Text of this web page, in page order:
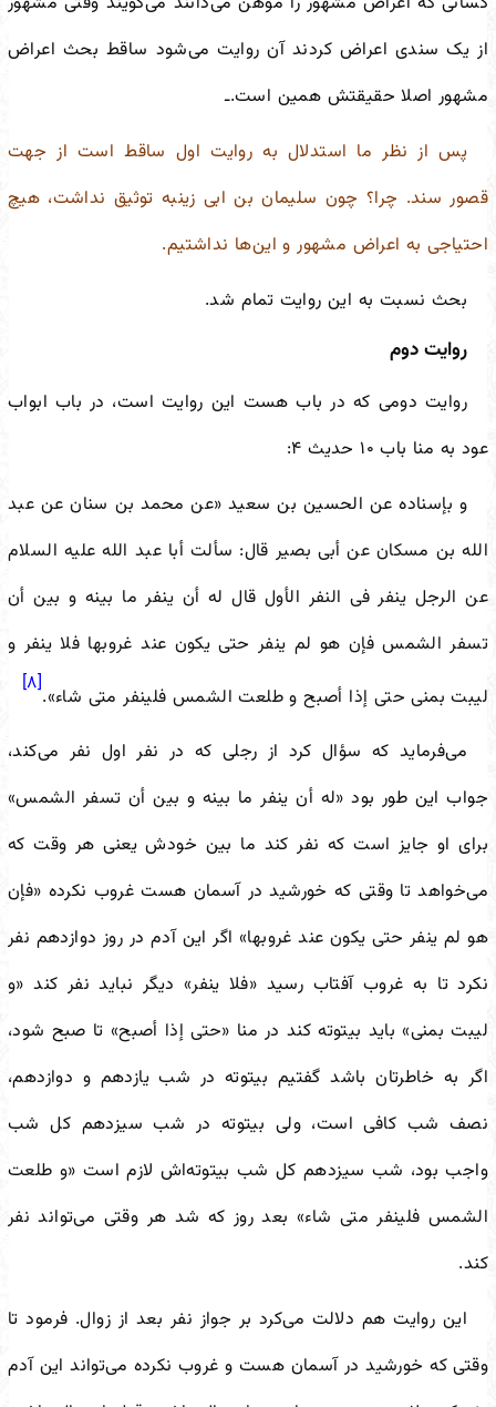
از یک سندی اعراض کردند آن روایت می‌شود ساقط بحث اعراض
مشهور اصلا حقیقتش همین است.ـ
پس از نظر ما استدلال به روایت اول ساقط است از جهت
قصور سند. چرا؟ چون سلیمان بن ابی زینبه توثیق نداشت، هیچ
احتیاجی به اعراض مشهور و این‌ها نداشتیم.
بحث نسبت به این روایت تمام شد.
روایت دوم
روایت دومی که در باب هست این روایت است، در باب ابواب
عود به منا باب ۱۰ حدیث ۴:
و بإسناده عن الحسین بن سعید «عن محمد بن سنان عن عبد
الله بن مسکان عن أبی بصیر قال: سألت أبا عبد الله علیه السلام
عن الرجل ینفر فی النفر الأول قال له أن ینفر ما بینه و بین أن
تسفر الشمس‌ فإن‌ هو لم‌ ینفر حتى یکون عند غروبها فلا ینفر و
لیبت بمنى حتى إذا أصبح و طلعت الشمس فلینفر متى شاء».
[۸]
می‌فرماید که سؤال کرد از رجلی که در نفر اول نفر می‌کند،
جواب این طور بود «له أن ینفر ما بینه و بین أن تسفر الشمس»
برای او جایز است که نفر کند ما بین خودش یعنی هر وقت که
می‌خواهد تا وقتی که خورشید در آسمان هست غروب نکرده «فإن‌
هو لم‌ ینفر حتى یکون عند غروبها»اگر این آدم در روز دوازدهم نفر
نکرد تا به غروب آفتاب رسید «فلا ینفر» دیگر نباید نفر کند «و
لیبت بمنى»باید بیتوته کند در منا «حتى إذا أصبح» تا صبح شود،
اگر به خاطرتان باشد گفتیم بیتوته در شب یازدهم و دوازدهم،
نصف شب کافی است، ولی بیتوته در شب سیزدهم کل شب
واجب بود، شب سیزدهم کل شب بیتوته‌اش لازم است «و طلعت
الشمس فلینفر متى شاء» بعد روز که شد هر وقتی می‌تواند نفر
کند.
این روایت هم دلالت می‌کرد بر جواز نفر بعد از زوال. فرمود تا
وقتی که خورشید در آسمان هست و غروب نکرده می‌تواند این آدم